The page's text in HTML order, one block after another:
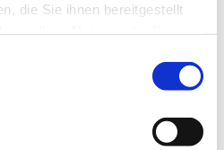
die Sie ihnen bereitgestellt